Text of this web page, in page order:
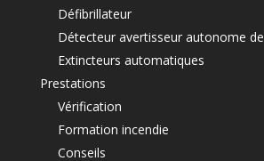
Défibrillateur
Détecteur avertisseur autonome
Extincteurs automatiques
Prestations
Vérification
Formation incendie
Conseils